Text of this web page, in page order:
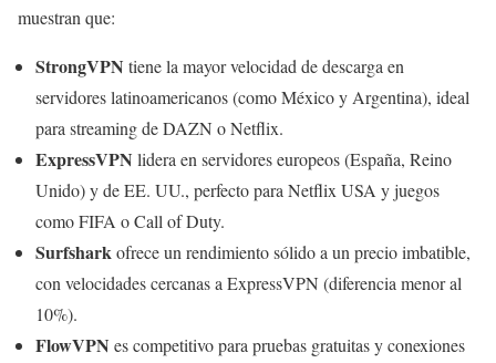
muestran que:
StrongVPN tiene la mayor velocidad de descarga en
servidores latinoamericanos (como México y Argentina), ideal
para streaming de DAZN o Netflix.
ExpressVPN lidera en servidores europeos (España, Reino
Unido) y de EE. UU., perfecto para Netflix USA y juegos
como FIFA o Call of Duty.
Surfsharkofrece un rendimiento sólido a un precio imbatible,
con velocidades cercanas a ExpressVPN (diferencia menor al
10%).
FlowVPN es competitivo para pruebas gratuitas y conexiones